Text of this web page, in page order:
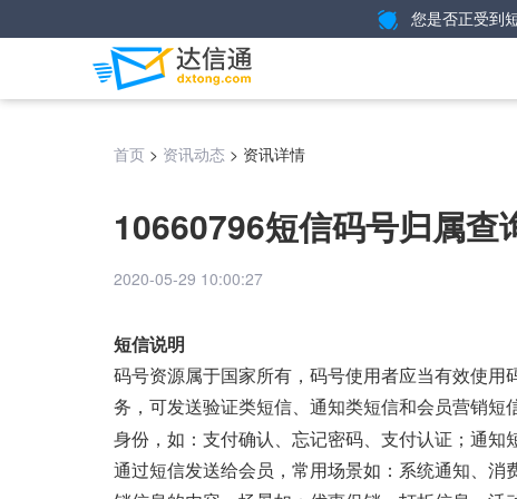
您是否正受到
首页 > 资讯动态 > 资讯详情
10660796短信码号归属查
2020-05-29 10:00:27
短信说明
码号资源属于国家所有，码号使用者应当有效使
务，可发送验证类短信、通知类短信和会员营销短
身份，如：支付确认、忘记密码、支付认证；通
通过短信发送给会员，常用场景如：系统通知、